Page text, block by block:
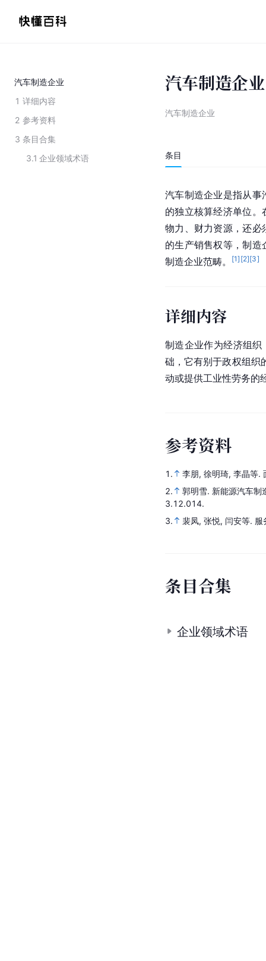
汽车制造企业
1 详细内容
2 参考资料
3 条目合集
3.1 企业领域术语
汽车制造企业
汽车制造企业
条目
汽车制造企业是指从事
的独立核算经济单位。
物力、财力资源，还必
的生产销售权等，制
制造企业范畴。
[1] [2][3]
详细内容
制造企业作为经济组
础，它有别于政权组织
动或提供工业性劳务的
参考资料
1. 李朋, 徐明琦, 李晶等.
2.
郭明雪. 新能源汽车制
3.12.014.
3.
裴凤, 张悦, 闫安等. 服
条目合集
企业领域术语